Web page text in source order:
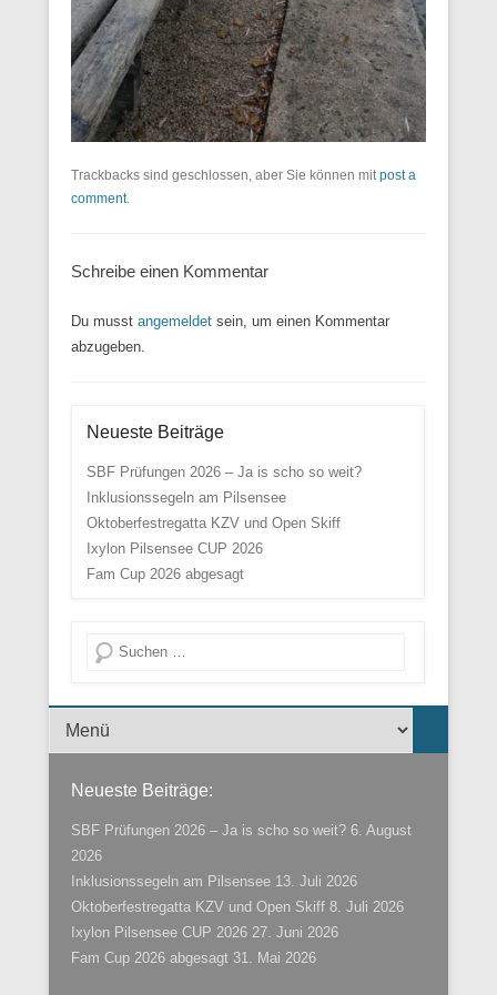
Trackbacks sind geschlossen, aber Sie können mitpost a
comment.
Schreibe einen Kommentar
Du musst angemeldet sein, um einen Kommentar
abzugeben.
Neueste Beiträge
SBF Prüfungen 2026 – Ja is scho so weit?
Inklusionssegeln am Pilsensee
Oktoberfestregatta KZV und Open Skiff
Ixylon Pilsensee CUP 2026
Fam Cup 2026 abgesagt
Suche
Menü der Fußzeile
Neueste Beiträge:
SBF Prüfungen 2026 – Ja is scho so weit? 6. August
2026
Inklusionssegeln am Pilsensee 13. Juli 2026
Oktoberfestregatta KZV und Open Skiff 8. Juli 2026
Ixylon Pilsensee CUP 2026 27. Juni 2026
Fam Cup 2026 abgesagt 31. Mai 2026